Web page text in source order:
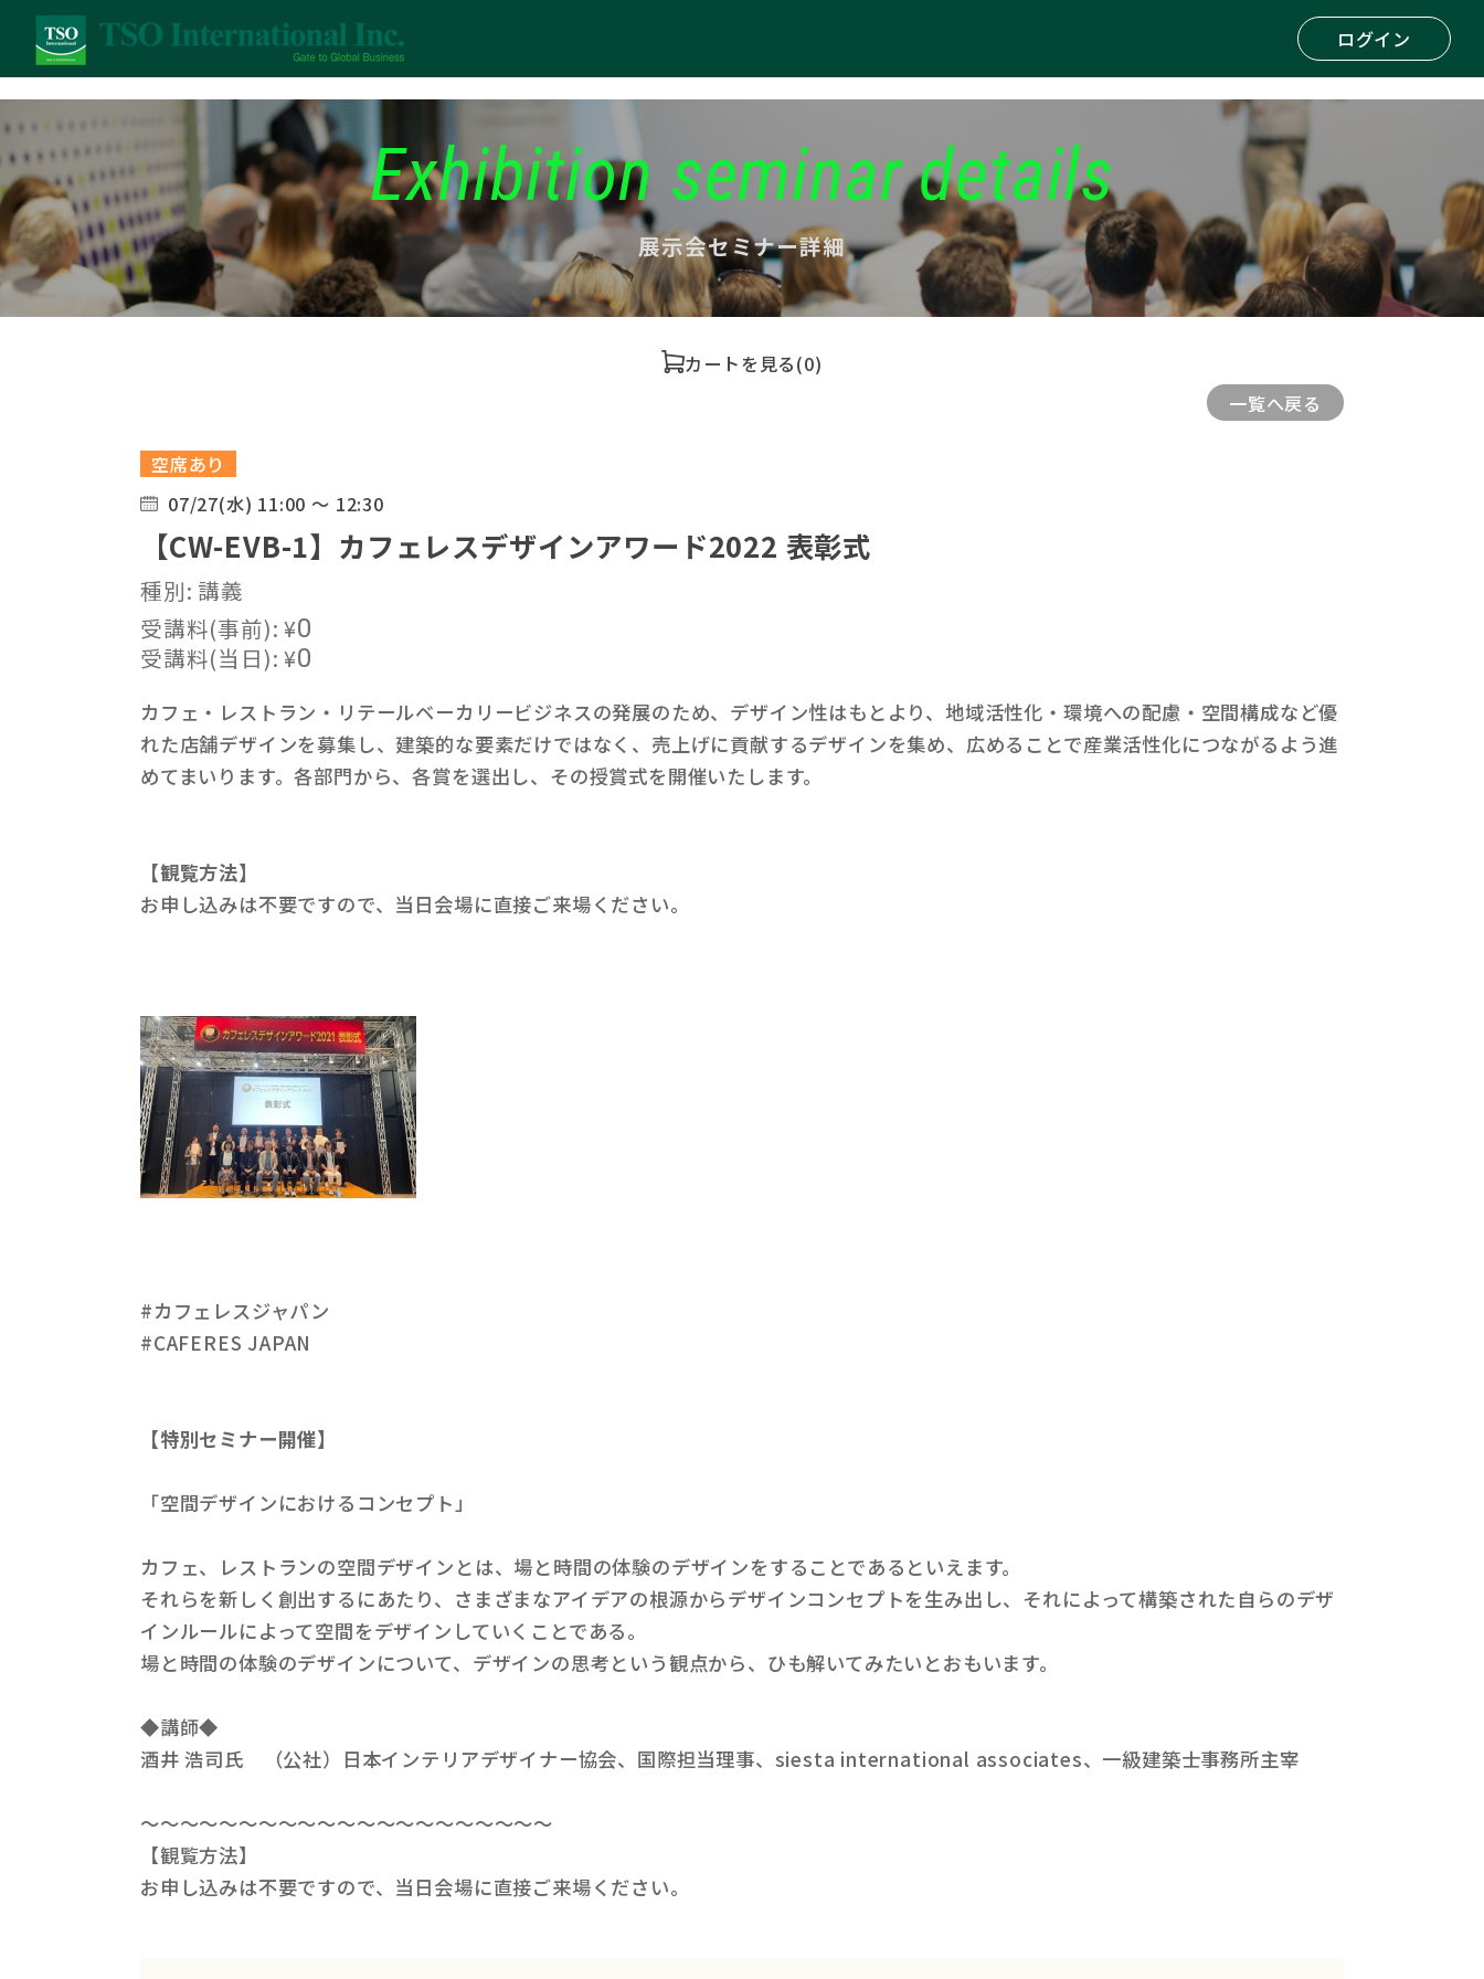
ログイン
Exhibition seminar details
展示会セミナー詳細
カートを見る(0)
一覧へ戻る
空席あり
07/27(水) 11:00 ～ 12:30
【CW-EVB-1】カフェレスデザインアワード2022 表彰式
種別: 講義
受講料(事前):¥0
受講料(当日):¥0
カフェ・レストラン・リテールベーカリービジネスの発展のため、デザイン性はもとより、地域活性化・環境への配慮・空間構成など優
れた店舗デザインを募集し、建築的な要素だけではなく、売上げに貢献するデザインを集め、広めることで産業活性化につながるよう進
めてまいります。各部門から、各賞を選出し、その授賞式を開催いたします。
【観覧方法】
お申し込みは不要ですので、当日会場に直接ご来場ください。
#カフェレスジャパン
#CAFERES JAPAN
【特別セミナー開催】
「空間デザインにおけるコンセプト」
カフェ、レストランの空間デザインとは、場と時間の体験のデザインをすることであるといえます。
それらを新しく創出するにあたり、さまざまなアイデアの根源からデザインコンセプトを生み出し、それによって構築された自らのデザ
インルールによって空間をデザインしていくことである。
場と時間の体験のデザインについて、デザインの思考という観点から、ひも解いてみたいとおもいます。
◆講師◆
酒井 浩司氏 （公社）日本インテリアデザイナー協会、国際担当理事、siesta international associates、一級建築士事務所主宰
～～～～～～～～～～～～～～～～～～～～～
【観覧方法】
お申し込みは不要ですので、当日会場に直接ご来場ください。